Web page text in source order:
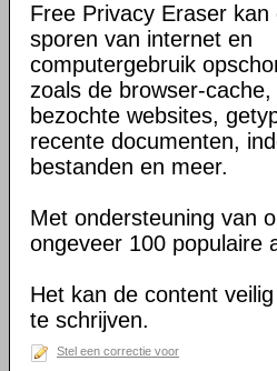
Free Privacy Eraser kan
sporen van internet en
computergebruik
zoals de browser-cache,
bezochte websites,
recente documenten,
bestanden en meer.
Met ondersteuning van
ongeveer 100 populaire
Het kan de content
te schrijven.
Stel een correctie voor